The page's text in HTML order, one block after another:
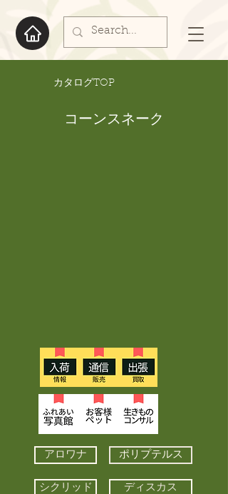
​カタログTOP
コーンスネーク
アロワナ ポリプテルス
シクリッド ディスカス